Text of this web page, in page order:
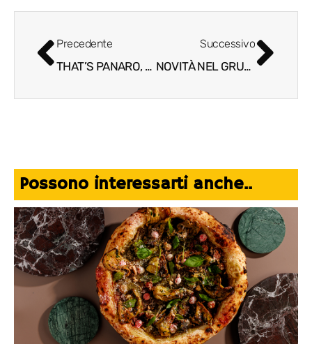
Precedente
THAT’S PANARO, FORMAT GASTRONOMICO DEDICATO ALLA TRADIZIONE CILENTANA
Successivo
NOVITÀ NEL GRUPPO A’RICCIONE, SINONIMO DI ECCELLENZA NELLA CUCINA DI PESCE
Possono interessarti anche..